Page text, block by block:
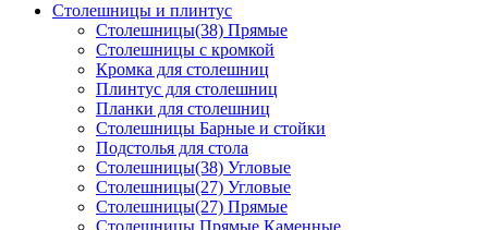
Столешницы и плинтус
Столешницы(38) Прямые
Столешницы с кромкой
Кромка для столешниц
Плинтус для столешниц
Планки для столешниц
Столешницы Барные и стойки
Подстолья для стола
Столешницы(38) Угловые
Столешницы(27) Угловые
Столешницы(27) Прямые